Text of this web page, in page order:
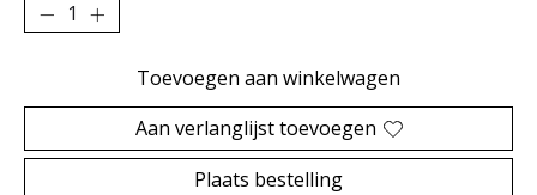
Toevoegen aan winkelwagen
Aan verlanglijst toevoegen
Plaats bestelling